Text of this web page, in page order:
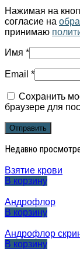
Нажимая на
согласие на
принимаю
Имя *
Email *
Сохранить
браузере для
Недавно
Взятие крови
В корзину
Андрофлор
В корзину
Андрофлор
В корзину